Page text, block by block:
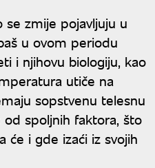
se zmije pojavljuju u
u ovom periodu
i njihovu biologiju, kao
utiče na
sopstvenu telesnu
spoljnih faktora, što
će i gde izaći iz svojih